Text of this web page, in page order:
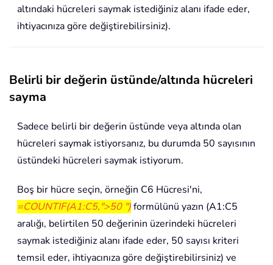
altındaki hücreleri saymak istediğiniz alanı ifade eder,
ihtiyacınıza göre değiştirebilirsiniz).
Belirli bir değerin üstünde/altında hücreleri
sayma
Sadece belirli bir değerin üstünde veya altında olan
hücreleri saymak istiyorsanız, bu durumda 50 sayısının
üstündeki hücreleri saymak istiyorum.
Boş bir hücre seçin, örneğin C6 Hücresi'ni,
=COUNTIF(A1:C5,">50 ")formülünü yazın (A1:C5
aralığı, belirtilen 50 değerinin üzerindeki hücreleri
saymak istediğiniz alanı ifade eder, 50 sayısı kriteri
temsil eder, ihtiyacınıza göre değiştirebilirsiniz) ve